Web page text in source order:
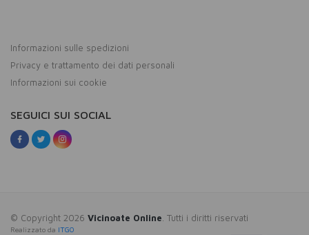
Informazioni sulle spedizioni
Privacy e trattamento dei dati personali
Informazioni sui cookie
SEGUICI SUI SOCIAL
© Copyright 2026 Vicinoate Online. Tutti i diritti riservati
Realizzato da ITGO